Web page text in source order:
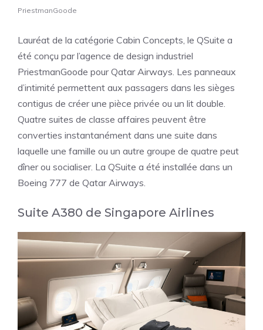
PriestmanGoode
Lauréat de la catégorie Cabin Concepts, le QSuite a
été conçu par l’agence de design industriel
PriestmanGoode pour Qatar Airways. Les panneaux
d’intimité permettent aux passagers dans les sièges
contigus de créer une pièce privée ou un lit double.
Quatre suites de classe affaires peuvent être
converties instantanément dans une suite dans
laquelle une famille ou un autre groupe de quatre peut
dîner ou socialiser. La QSuite a été installée dans un
Boeing 777 de Qatar Airways.
Suite A380 de Singapore Airlines